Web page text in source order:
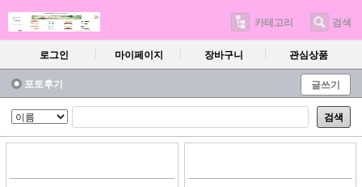
카테고리 검색
로그인 마이페이지 장바구니 관심상품
포토후기 글쓰기
검색